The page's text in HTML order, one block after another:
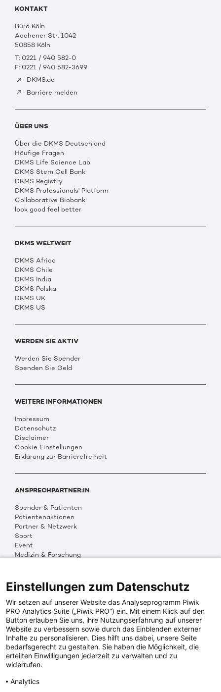
KONTAKT
Büro Köln
Aachener Str. 1042
50858 Köln
T: 0221 / 940 582-0
F: 0221 / 940 582-3699
DKMS.de
Barriere melden
ÜBER UNS
Über die DKMS Deutschland
Häufige Fragen
DKMS Life Science Lab
DKMS Stem Cell Bank
DKMS Registry
DKMS Professionals' Platform
Collaborative Biobank
look good feel better
DKMS WELTWEIT
DKMS Africa
DKMS Chile
DKMS India
DKMS Polska
DKMS UK
DKMS US
WERDEN SIE AKTIV
Werden Sie Spender
Spenden Sie Geld
WEITERE INFORMATIONEN
Impressum
Datenschutz
Disclaimer
Cookie Einstellungen
Erklärung zur Barrierefreiheit
ANSPRECHPARTNER:IN
Spender & Patienten
Patientenaktionen
Partner & Netzwerk
Sport
Event
Medizin & Forschung
Multimedia
Social Media
PRESSEINFOS
Fotos & Media
Digitale Pressemappen
Patientenaktionen
Einstellungen zum Datenschutz
Wir setzen auf unserer Website das Analyseprogramm Piwik
PRO Analytics Suite („Piwik PRO“) ein. Mit einem Klick auf den
Button erlauben Sie uns, ihre Nutzungserfahrung auf unserer
Website zu verbessern sowie durch das Einblenden externer
Inhalte zu personalisieren. Dies hilft uns dabei, unsere Seite
bedarfsgerecht zu gestalten. Sie haben die Möglichkeit, die
erteilten Einwilligungen jederzeit zu verwalten und zu
widerrufen.
Analytics